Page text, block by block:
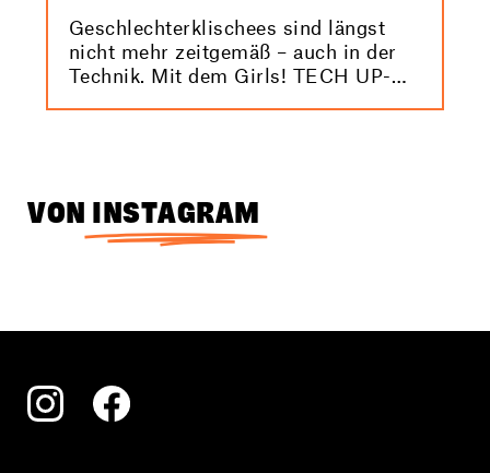
Geschlechterklischees sind längst
nicht mehr zeitgemäß – auch in der
Technik. Mit dem Girls! TECH UP-
VON INSTAGRAM